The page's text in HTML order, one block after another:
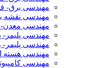
مهندسی برق-
مهندسی نقشه
مهندسی
مهندسی پلیمر-
مهندسی پلیمر-
مهندسی هسته
مهندسی